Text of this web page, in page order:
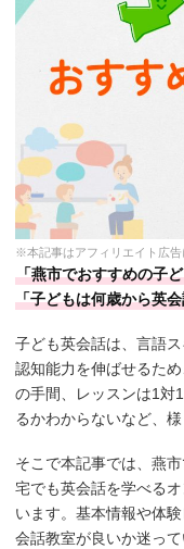
※本記事はアフィリエイト広
「燕市でおすすめの子
「子どもは何歳から英
子ども英会話は、言語
認知能力を伸ばせるた
の手間、レッスンは1対
るかわからないなど、様
そこで本記事では、燕
宅でも英会話を学べる
います。基本情報や体
会話教室が良いか迷っ